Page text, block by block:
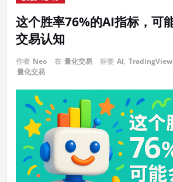
这个胜率76%的AI指标，可
交易认知
作者 Neo 在 量化交易 标签 AI, TradingView,
量化交易